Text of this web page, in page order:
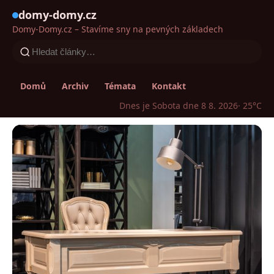
domy-domy.cz
Domy-Domy.cz – Stavíme sny na pevných základech
Domů Archiv Témata
Kontakt
Dnes je Sobota dne 8 8. 2026· 25°C